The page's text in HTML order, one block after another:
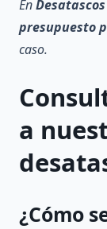
En
presupuesto
caso.
a
¿Cómo